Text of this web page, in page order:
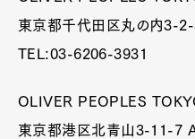
東京都千代田区丸の内3-2-
TEL:03-6206-3931
OLIVER PEOPLES
東京都港区北青山3-11-7